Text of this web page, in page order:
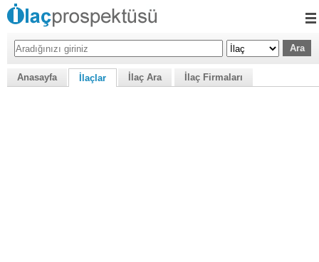
Anasayfa İlaçlar İlaç Ara İlaç Firmaları